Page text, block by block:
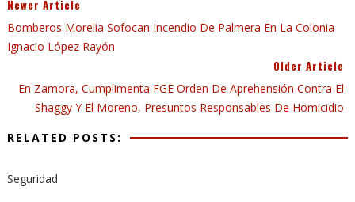
Newer Article
Bomberos Morelia Sofocan Incendio De Palmera En La Colonia
Ignacio López Rayón
Older Article
En Zamora, Cumplimenta FGE Orden De Aprehensión Contra El
Shaggy Y El Moreno, Presuntos Responsables De Homicidio
RELATED POSTS:
Seguridad